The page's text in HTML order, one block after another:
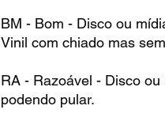
BM - Bom - Disco ou
Vinil com chiado mas
RA - Razoável - Disco
podendo pular.